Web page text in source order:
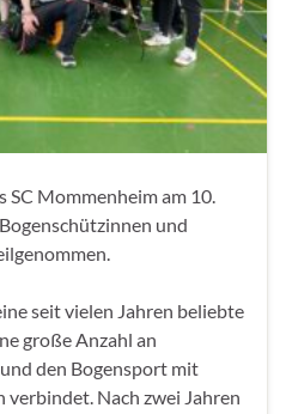
Mommenheim am 10.
und
seit vielen Jahren beliebte
große Anzahl an
den Bogensport mit
verbindet. Nach zwei Jahren